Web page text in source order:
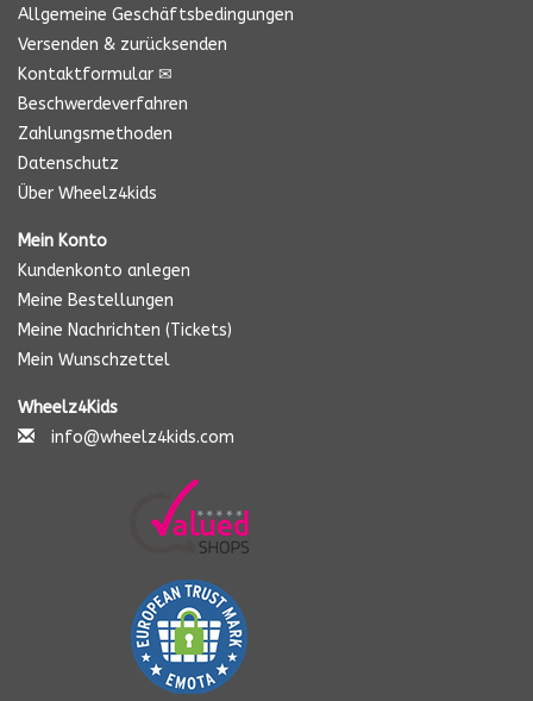
Allgemeine Geschäftsbedingungen
Versenden & zurücksenden
Kontaktformular ✉
Beschwerdeverfahren
Zahlungsmethoden
Datenschutz
Über Wheelz4kids
Mein Konto
Kundenkonto anlegen
Meine Bestellungen
Meine Nachrichten (Tickets)
Mein Wunschzettel
Wheelz4Kids
info@wheelz4kids.com